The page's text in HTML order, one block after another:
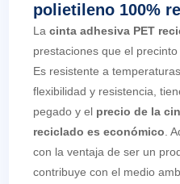
polietileno 100%
Lacinta adhesiva PET
prestaciones que el
Es resistente a
flexibilidad y resistencia,
pegado y el precio de la
reciclado es económico .
con la ventaja de ser un
contribuye con el medio